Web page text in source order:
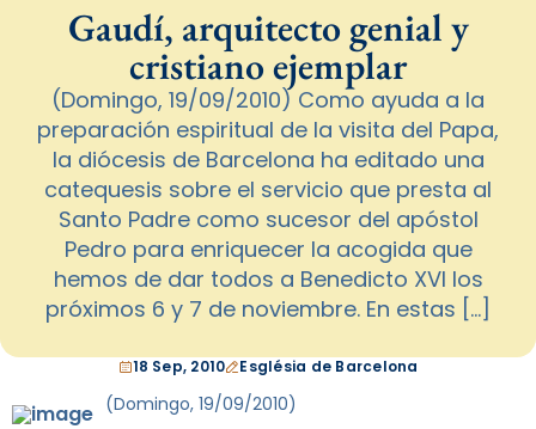
Gaudí, arquitecto genial y
cristiano ejemplar
(Domingo, 19/09/2010) Como ayuda a la
preparación espiritual de la visita del Papa,
la diócesis de Barcelona ha editado una
catequesis sobre el servicio que presta al
Santo Padre como sucesor del apóstol
Pedro para enriquecer la acogida que
hemos de dar todos a Benedicto XVI los
próximos 6 y 7 de noviembre. En estas […]
18 Sep, 2010 Església de Barcelona
(Domingo, 19/09/2010)